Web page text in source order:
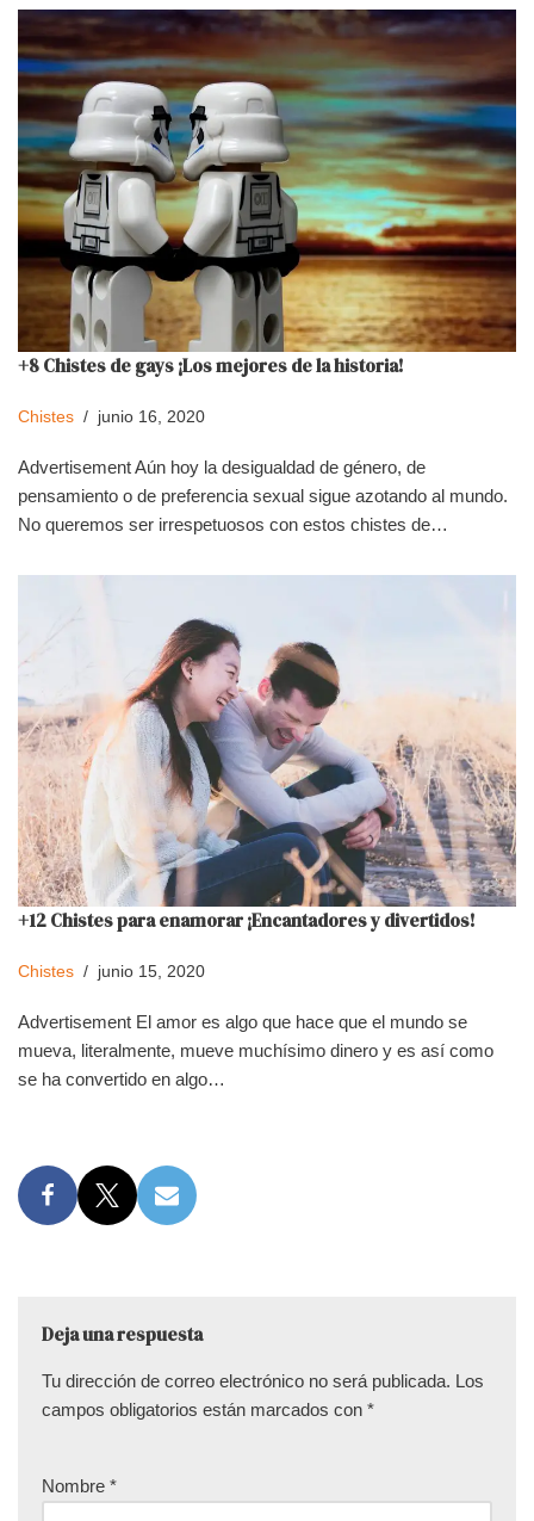
+8 Chistes de gays ¡Los mejores de la historia!
Chistes junio 16, 2020
Advertisement Aún hoy la desigualdad de género, de
pensamiento o de preferencia sexual sigue azotando al mundo.
No queremos ser irrespetuosos con estos chistes de…
+12 Chistes para enamorar ¡Encantadores y divertidos!
Chistes junio 15, 2020
Advertisement El amor es algo que hace que el mundo se
mueva, literalmente, mueve muchísimo dinero y es así como
se ha convertido en algo…
Deja una respuesta
Tu dirección de correo electrónico no será publicada. Los
campos obligatorios están marcados con *
Nombre *